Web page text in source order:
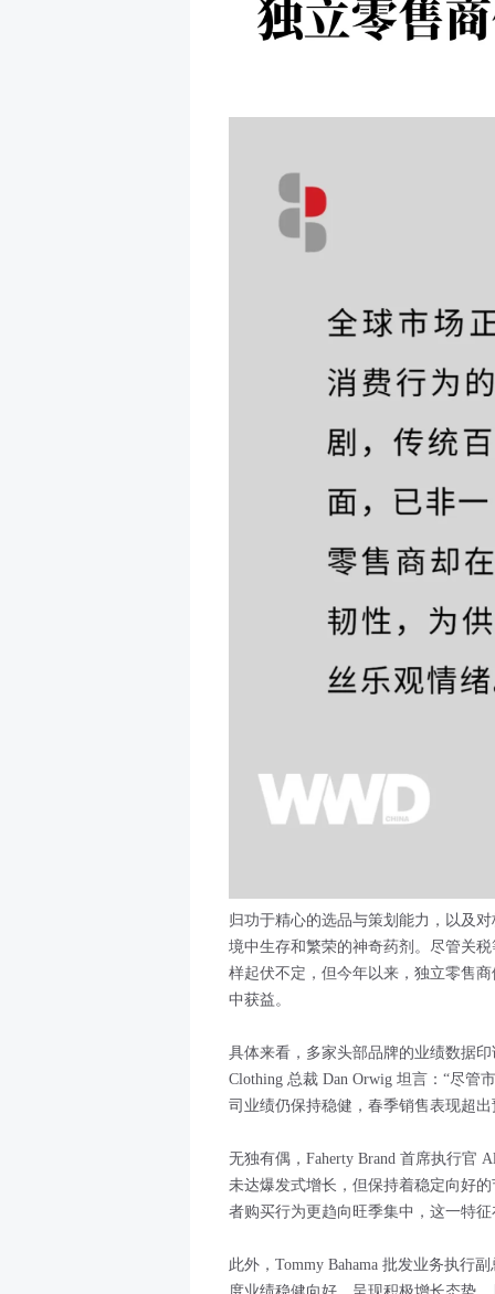
归功于精心的选品与策划能力，以及
境中生存和繁荣的神奇药剂。尽管关
样起伏不定，但今年以来，独立零售
中获益。
具体来看，多家头部品牌的业绩数据
Clothing 总裁 Dan Orwig 坦言：“尽管
司业绩仍保持稳健，春季销售表现超出
无独有偶，Faherty Brand 首席执行官
未达爆发式增长，但保持着稳定向好
者购买行为更趋向旺季集中，这一特
此外，Tommy Bahama 批发业务执行